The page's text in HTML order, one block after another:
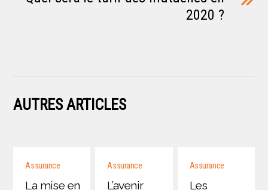
2020 ?
AUTRES ARTICLES
Assurance
La mise en
Assurance
L’avenir
Assurance
Les